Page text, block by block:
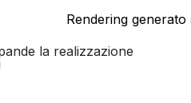
la realizzazione